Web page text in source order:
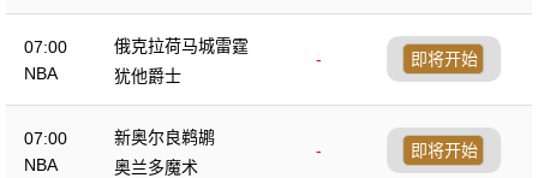
07:00
NBA
俄克拉荷马城雷霆
-
犹他爵士
即将开始
07:00
NBA
新奥尔良鹈鹕
-
奥兰多魔术
即将开始